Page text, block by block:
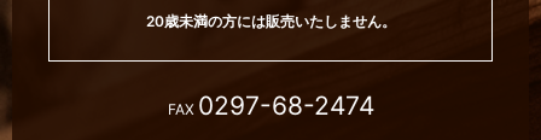
20歳未満の方には販売いたしません。
FAX 0297-68-2474